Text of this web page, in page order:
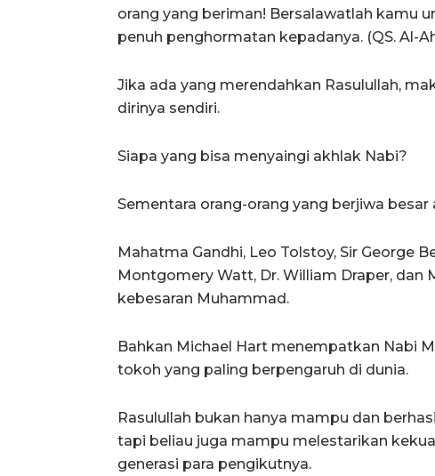
orang yang beriman! Bersalawatlah kamu
penuh penghormatan kepadanya. (QS. Al-
Jika ada yang merendahkan Rasulullah,
dirinya sendiri.
Siapa yang bisa menyaingi akhlak Nabi?
Sementara orang-orang yang berjiwa
Mahatma Gandhi, Leo Tolstoy, Sir George
Montgomery Watt, Dr. William Draper,
kebesaran Muhammad.
Bahkan Michael Hart menempatkan Nabi
tokoh yang paling berpengaruh di dunia.
Rasulullah bukan hanya mampu dan
tapi beliau juga mampu melestarikan
generasi para pengikutnya.